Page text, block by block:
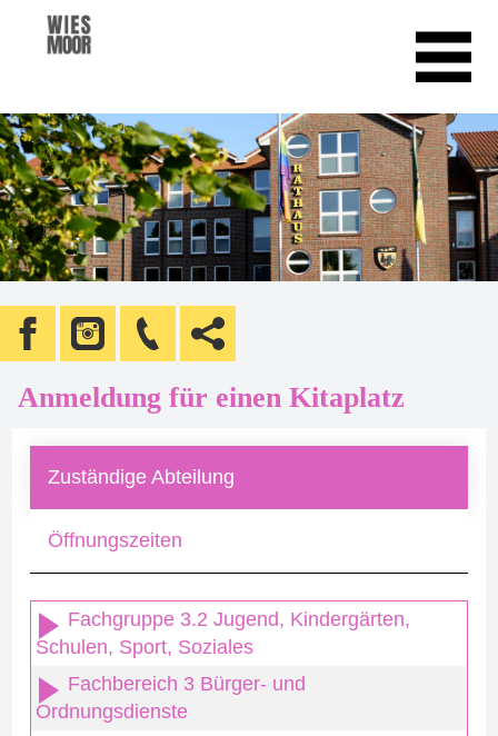
Anmeldung für einen Kitaplatz
Zuständige Abteilung
Öffnungszeiten
Fachgruppe 3.2 Jugend, Kindergärten,
Schulen, Sport, Soziales
Fachbereich 3 Bürger- und
Ordnungsdienste